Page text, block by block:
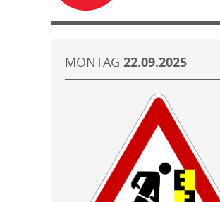
MONTAG 22.09.2025